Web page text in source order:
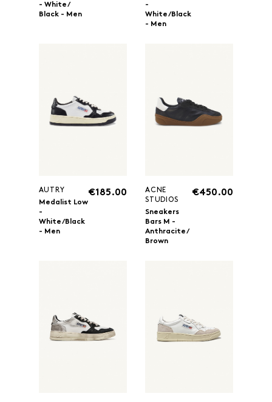
- White/
Black - Men
-
White/Black
- Men
AUTRY
Medalist Low
-
White/Black
- Men
€185.00
ACNE
STUDIOS
Sneakers
Bars M -
Anthracite/
Brown
€450.00